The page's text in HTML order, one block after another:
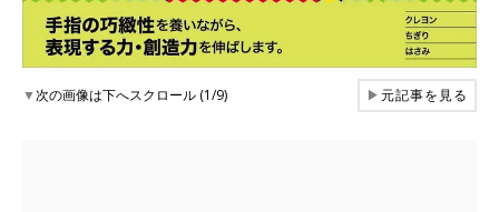
▼次の画像は下へスクロール (1/9) ▶元記事を見る